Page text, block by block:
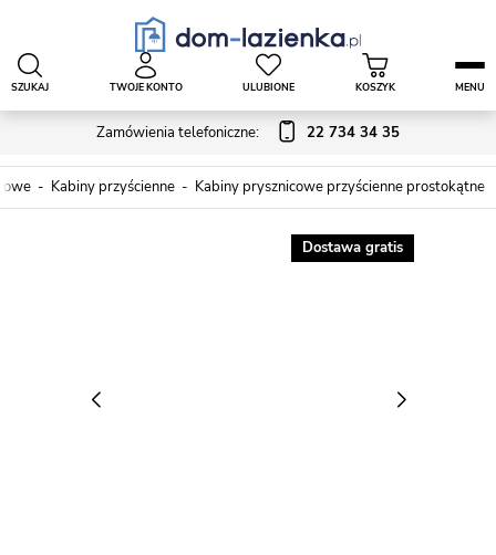
Zamówienia telefoniczne: 22 734 34 35
SZUKAJ TWOJE KONTO ULUBIONE KOSZYK MENU
Kabiny przyścienne Kabiny prysznicowe przyścienne prostokątne
Dostawa gratis